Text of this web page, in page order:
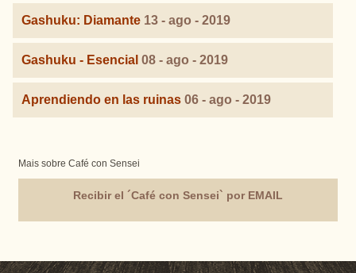
Gashuku: Diamante 13 - ago - 2019
Gashuku - Esencial 08 - ago - 2019
Aprendiendo en las ruinas 06 - ago - 2019
Mais sobre Café con Sensei
Recibir el ´Café con Sensei` por EMAIL